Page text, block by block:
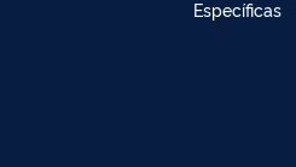
Específicas